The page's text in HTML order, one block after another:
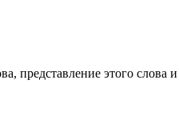
представление этого